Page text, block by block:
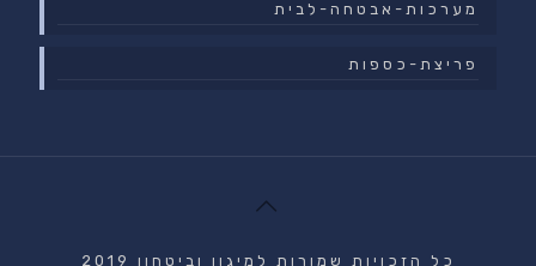
מערכות-אבטחה-לבית
פריצת-כספות
כל הזכויות שמורות למיגון וביטחון 2019